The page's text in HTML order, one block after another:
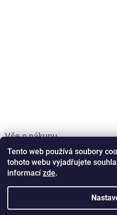
Tento web používá soubory
tohoto webu vyjadřujete
informacízde.
Vše o nákupu
Obchodní podmínky
Podmínky ochrany osobních údajů
Doprava a platba